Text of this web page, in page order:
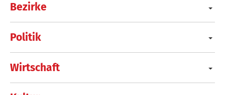
Bezirke
Politik
Wirtschaft